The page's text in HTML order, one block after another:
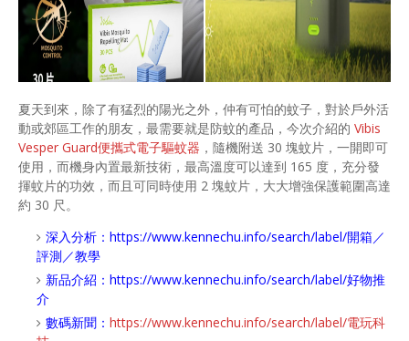
夏天到來，除了有猛烈的陽光之外，仲有可怕的蚊子，對於戶外活
動或郊區工作的朋友，最需要就是防蚊的產品，今次介紹的 Vibis
Vesper Guard便攜式電子驅蚊器 ，隨機附送 30 塊蚊片，一開即可
使用，而機身內置最新技術，最高溫度可以達到 165 度，充分發
揮蚊片的功效，而且可同時使用 2 塊蚊片，大大增強保護範圍高達
約 30 尺。
深入分析： https://www.kennechu.info/search/label/開箱／
評測／教學
新品介紹： https://www.kennechu.info/search/label/好物推
介
數碼新聞： https://www.kennechu.info/search/label/電玩科